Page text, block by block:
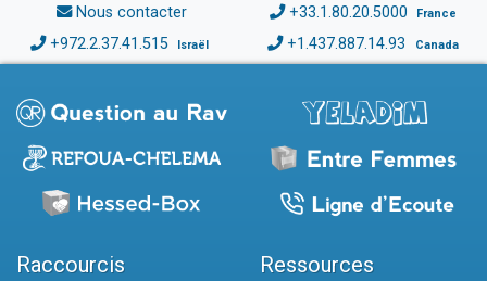
Nous contacter +33.1.80.20.5000 France
+972.2.37.41.515 Israël +1.437.887.14.93 Canada
Raccourcis Ressources